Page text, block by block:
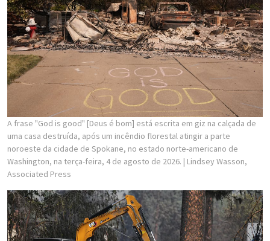
A frase "God is good" [Deus é bom] está escrita em giz na calçada de
uma casa destruída, após um incêndio florestal atingir a parte
noroeste da cidade de Spokane, no estado norte-americano de
Washington, na terça-feira, 4 de agosto de 2026. | Lindsey Wasson,
Associated Press